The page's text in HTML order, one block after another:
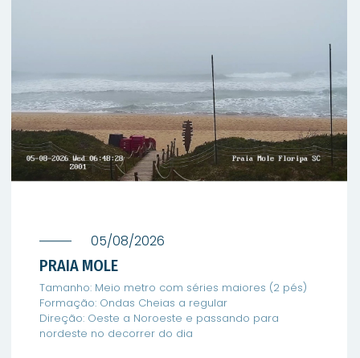
05/08/2026
PRAIA MOLE
Tamanho: Meio metro com séries maiores (2 pés)
Formação: Ondas Cheias a regular
Direção: Oeste a Noroeste e passando para
nordeste no decorrer do dia